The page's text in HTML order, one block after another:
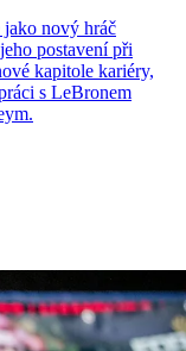
jako nový hráč
postavení při
kapitole kariéry,
s LeBronem